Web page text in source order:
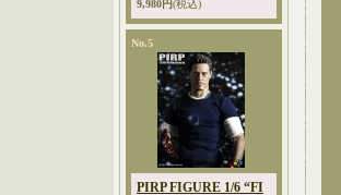
9,980円(税込)
No.5
PIRP FIGURE 1/6 “FI